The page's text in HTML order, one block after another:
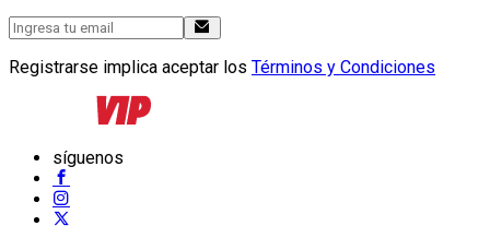
Registrarse implica aceptar los Términos y Condiciones
síguenos